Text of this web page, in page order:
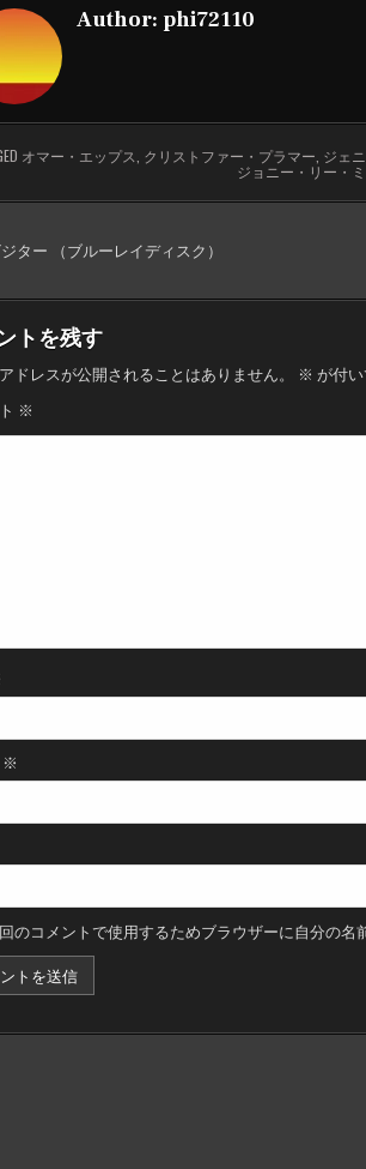
Author: phi72110
オマー・エップス クリストファー・プラマー ジェ
ジョニー・リー・
ター （ブルーレイディスク）
トを残す
ドレスが公開されることはありません。 ※ が付
※
※
のコメントで使用するためブラウザーに自分の名